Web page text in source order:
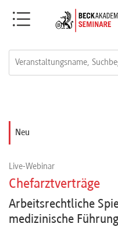
Menü
Webinare
Neu
Live-Webinar
Chefarztverträge
Arbeitsrechtliche
medizinische